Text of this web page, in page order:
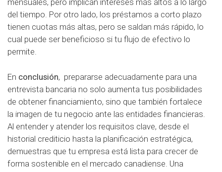
mensuales, pero implican intereses más altos a lo largo
del tiempo. Por otro lado, los préstamos a corto plazo
tienen cuotas más altas, pero se saldan más rápido, lo
cual puede ser beneficioso si tu flujo de efectivo lo
permite.
En conclusión, prepararse adecuadamente para una
entrevista bancaria no solo aumenta tus posibilidades
de obtener financiamiento, sino que también fortalece
la imagen de tu negocio ante las entidades financieras.
Al entender y atender los requisitos clave, desde el
historial crediticio hasta la planificación estratégica,
demuestras que tu empresa está lista para crecer de
forma sostenible en el mercado canadiense. Una